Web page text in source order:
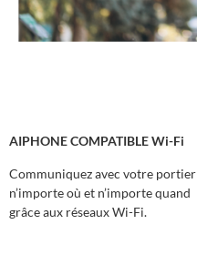
AIPHONE COMPATIBLE Wi-Fi
Communiquez avec votre portier
n’importe où et n’importe quand
grâce aux réseaux Wi-Fi.